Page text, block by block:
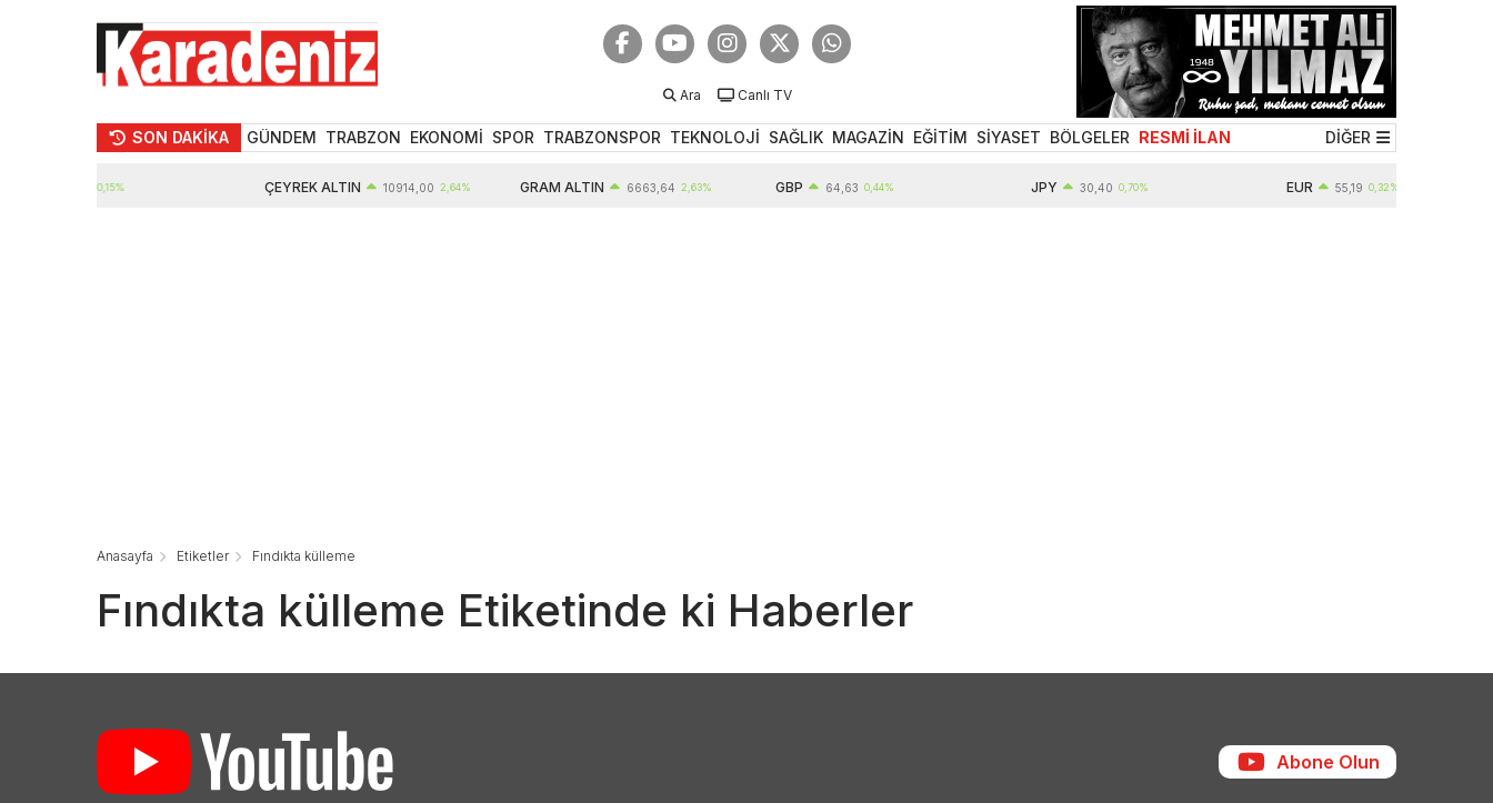
Ara Canlı TV
SON DAKİKA GÜNDEM TRABZON EKONOMİ SPOR TRABZONSPOR TEKNOLOJİ SAĞLIK MAGAZİN EĞİTİM SİYASET BÖLGELER RESMİ İLAN DİĞER
0,15% ÇEYREK ALTIN 10914,00 2,64% GRAM ALTIN 6663,64 2,63% GBP 64,63 0,44% JPY 30,40 0,70% EUR 55,19 0,32%
Anasayfa Etiketler Fındıkta külleme
Fındıkta külleme Etiketinde ki Haberler
Abone Olun